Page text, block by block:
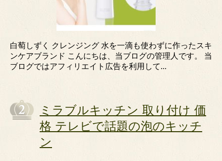
白萄しずく クレンジング 水を一滴も使わずに作ったスキ
ンケアブランド こんにちは、当ブログの管理人です。 当
ブログではアフィリエイト広告を利用して...
ミラブルキッチン 取り付け 価
格 テレビで話題の泡のキッチ
ン